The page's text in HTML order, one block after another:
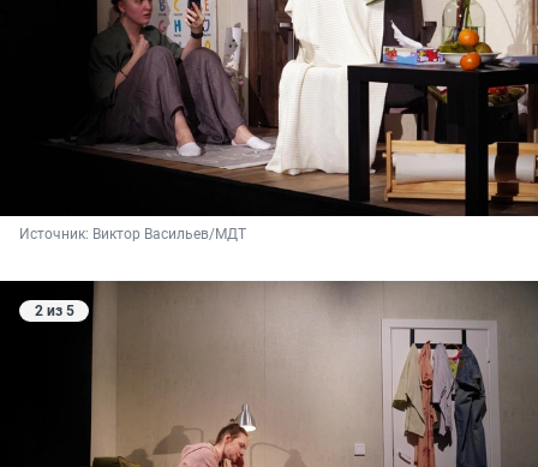
Источник: Виктор Васильев/МДТ
2 из 5